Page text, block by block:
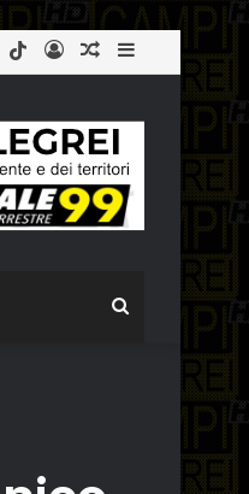
Sidebar
Articolo
Log
TikTok
Cerca